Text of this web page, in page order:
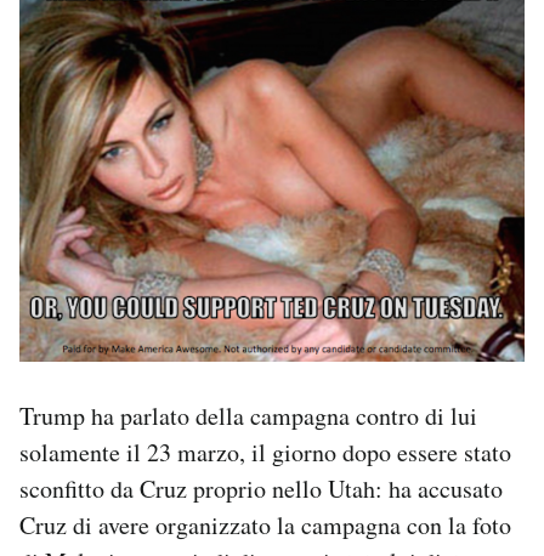
Trump ha parlato della campagna contro di lui
solamente il 23 marzo, il giorno dopo essere stato
sconfitto da Cruz proprio nello Utah: ha accusato
Cruz di avere organizzato la campagna con la foto